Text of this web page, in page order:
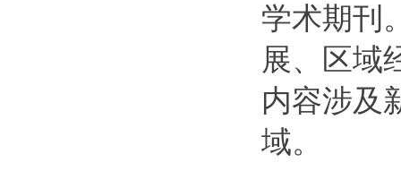
学术期刊
展、区域
内容涉及
域。